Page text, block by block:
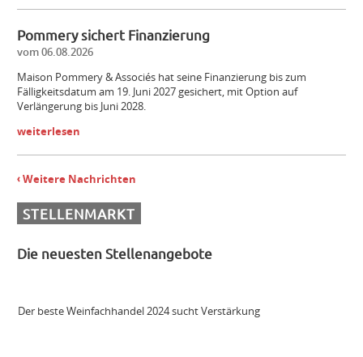
Pommery sichert Finanzierung
vom 06.08.2026
Maison Pommery & Associés hat seine Finanzierung bis zum
Fälligkeitsdatum am 19. Juni 2027 gesichert, mit Option auf
Verlängerung bis Juni 2028.
weiterlesen
Weitere Nachrichten
STELLENMARKT
Die neuesten Stellenangebote
Mitarbeiter (m/w/d) Vinothek
Senior Brand Builder (m/w/d)
Landmaschinenmechatroniker Weinbau (m/w/d)
Gebietsverkaufsleiter WEST (m/w/d)
Der beste Weinfachhandel 2024 sucht Verstärkung